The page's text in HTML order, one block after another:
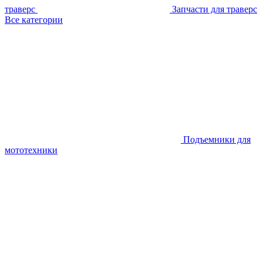
траверс
Запчасти для траверс
Все категории
Подъемники для
мототехники